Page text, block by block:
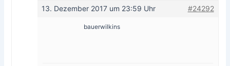
13. Dezember 2017 um 23:59 Uhr #24292
bauerwilkins